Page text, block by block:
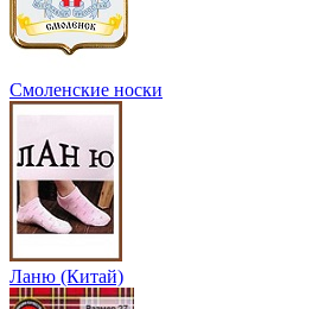
Смоленские носки
Ланю (Китай)